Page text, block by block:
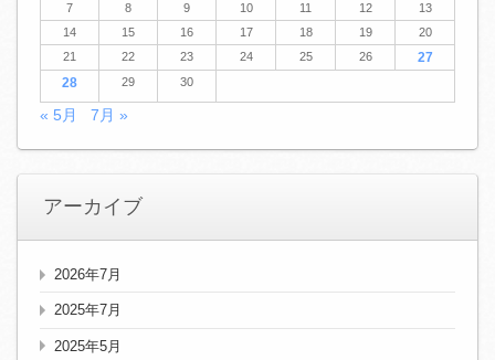
7
8 9 10 11 12
13
14
15 16 17 18 19
20
21
22 23 24 25 26
27
28
29 30
« 5月 7月 »
アーカイブ
2026年7月
2025年7月
2025年5月